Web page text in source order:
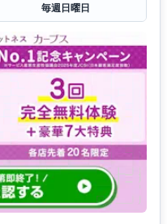
毎週日曜日